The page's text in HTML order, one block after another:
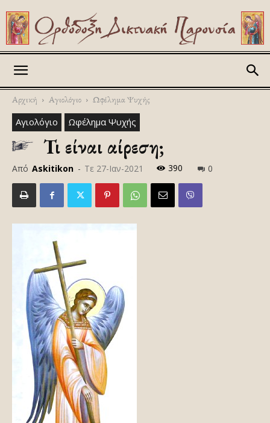
Αρχική Αγιολόγιο Ωφέλημα Ψυχής
Αγιολόγιο Ωφέλημα Ψυχής
Τι είναι αίρεση;
Από Askitikon - Τε 27-Ιαν-2021 390 0